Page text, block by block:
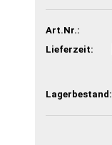
Art.Nr.:
Lieferzeit:
Lagerbestand: